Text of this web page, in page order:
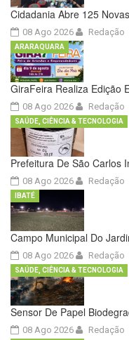
Cidadania Abre 125
08 Ago 2026 Redação
GiraFeira Realiza Edição
08 Ago 2026
ARARAQUARA
Redação
Prefeitura De São Carlos
08 Ago 2026
SAÚDE, CIÊNCIA & TECNOLOGIA
Redação
Campo Municipal Do
08 Ago 2026
IBATÉ
Redação
Sensor De Papel
08 Ago 2026
SAÚDE, CIÊNCIA & TECNOLOGIA
Redação